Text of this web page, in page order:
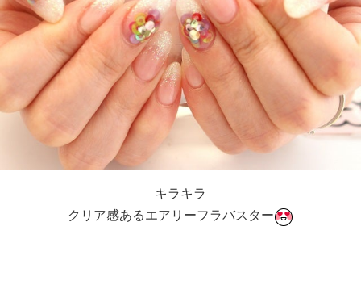
キラキラ
クリア感あるエアリーフラバスター